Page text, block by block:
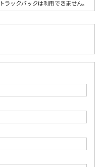
トラックバックは利用できません。